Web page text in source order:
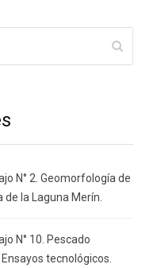
N° 2. Geomorfología de
la Laguna Merín.
N° 10. Pescado
tecnológicos.